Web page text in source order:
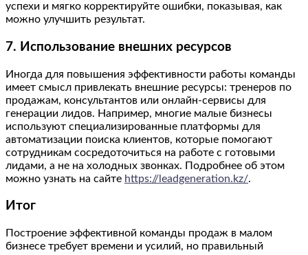
успехи и мягко корректируйте ошибки, показывая, как
можно улучшить результат.
7. Использование внешних ресурсов
Иногда для повышения эффективности работы команды
имеет смысл привлекать внешние ресурсы: тренеров по
продажам, консультантов или онлайн-сервисы для
генерации лидов. Например, многие малые бизнесы
используют специализированные платформы для
автоматизации поиска клиентов, которые помогают
сотрудникам сосредоточиться на работе с готовыми
лидами, а не на холодных звонках. Подробнее об этом
можно узнать на сайте https://leadgeneration.kz/.
Итог
Построение эффективной команды продаж в малом
бизнесе требует времени и усилий, но правильный